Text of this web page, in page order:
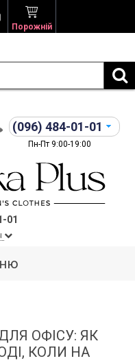
Порожній
(096) 484-01-01
Пн-Пт 9:00-19:00
01
ОФІСУ: ЯК
КОЛИ НА